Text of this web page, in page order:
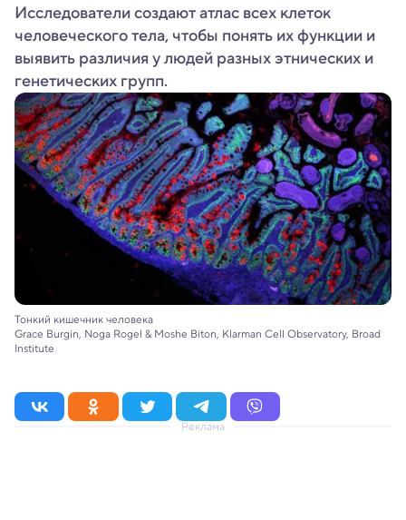
Исследователи создают атлас всех клеток
человеческого тела, чтобы понять их функции и
выявить различия у людей разных этнических и
генетических групп.
Тонкий кишечник человека
Grace Burgin, Noga Rogel & Moshe Biton, Klarman Cell Observatory, Broad
Institute
Реклама